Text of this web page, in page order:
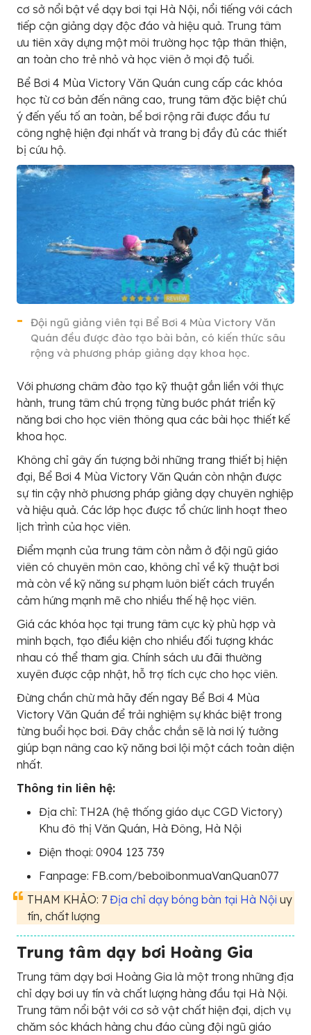
cơ sở nổi bật về dạy bơi tại Hà Nội, nổi tiếng với cách
tiếp cận giảng dạy độc đáo và hiệu quả. Trung tâm
ưu tiên xây dựng một môi trường học tập thân thiện,
an toàn cho trẻ nhỏ và học viên ở mọi độ tuổi.
Bể Bơi 4 Mùa Victory Văn Quán cung cấp các khóa
học từ cơ bản đến nâng cao, trung tâm đặc biệt chú
ý đến yếu tố an toàn, bể bơi rộng rãi được đầu tư
công nghệ hiện đại nhất và trang bị đầy đủ các thiết
bị cứu hộ.
Đội ngũ giảng viên tại Bể Bơi 4 Mùa Victory Văn
Quán đều được đào tạo bài bản, có kiến thức sâu
rộng và phương pháp giảng dạy khoa học.
Với phương châm đào tạo kỹ thuật gắn liền với thực
hành, trung tâm chú trọng từng bước phát triển kỹ
năng bơi cho học viên thông qua các bài học thiết kế
khoa học.
Không chỉ gây ấn tượng bởi những trang thiết bị hiện
đại, Bể Bơi 4 Mùa Victory Văn Quán còn nhận được
sự tin cậy nhờ phương pháp giảng dạy chuyên nghiệp
và hiệu quả. Các lớp học được tổ chức linh hoạt theo
lịch trình của học viên.
Điểm mạnh của trung tâm còn nằm ở đội ngũ giáo
viên có chuyên môn cao, không chỉ về kỹ thuật bơi
mà còn về kỹ năng sư phạm luôn biết cách truyền
cảm hứng mạnh mẽ cho nhiều thế hệ học viên.
Giá các khóa học tại trung tâm cực kỳ phù hợp và
minh bạch, tạo điều kiện cho nhiều đối tượng khác
nhau có thể tham gia. Chính sách ưu đãi thường
xuyên được cập nhật, hỗ trợ tích cực cho học viên.
Đừng chần chừ mà hãy đến ngay Bể Bơi 4 Mùa
Victory Văn Quán để trải nghiệm sự khác biệt trong
từng buổi học bơi. Đây chắc chắn sẽ là nơi lý tưởng
giúp bạn nâng cao kỹ năng bơi lội một cách toàn diện
nhất.
Thông tin liên hệ:
Địa chỉ: TH2A (hệ thống giáo dục CGD Victory)
Khu đô thị Văn Quán, Hà Đông, Hà Nội
Điện thoại: 0904 123 739
Fanpage: FB.com/beboibonmuaVanQuan077
THAM KHẢO: 7 Địa chỉ dạy bóng bàn tại Hà Nội uy
tín, chất lượng
Trung tâm dạy bơi Hoàng Gia
Trung tâm dạy bơi Hoàng Gia là một trong những địa
chỉ dạy bơi uy tín và chất lượng hàng đầu tại Hà Nội.
Trung tâm nổi bật với cơ sở vật chất hiện đại, dịch vụ
chăm sóc khách hàng chu đáo cùng đội ngũ giáo